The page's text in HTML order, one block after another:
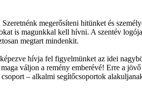
megerősíteni hitünket és
is magunkkal kell hívni. A szentév
megtart mindenkit.
hívja fel figyelmünket az idei
váljon a remény emberévé! Erre a
– alkalmi segítőcsoportok